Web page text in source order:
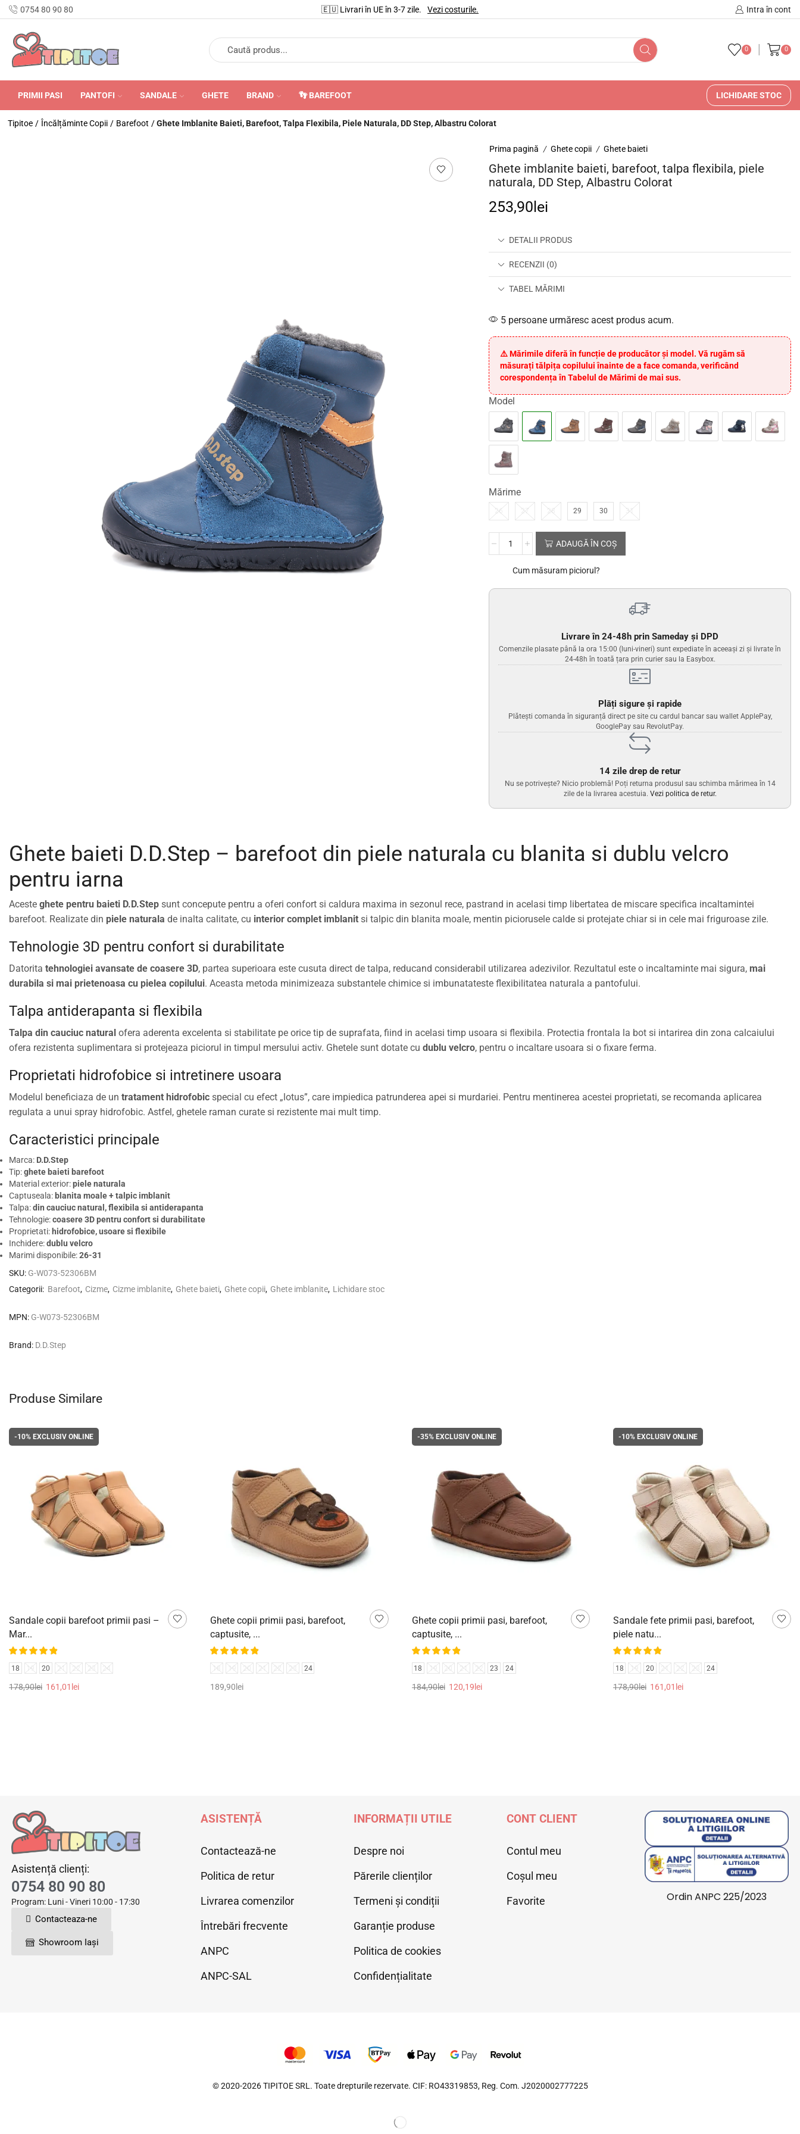
0754 80 90 80
în 24-48 de ore. 🇪🇺 Livrari în UE în 3-7 zile. Vezi costurile. 🚚 🇷🇴 Livrare înIntra în cont
0 0
PRIMII PASI PANTOFI SANDALE GHETE BRAND 👣 BAREFOOT LICHIDARE STOC
Tipitoe / Încălțăminte Copii / Barefoot /Ghete Imblanite Baieti, Barefoot, Talpa Flexibila, Piele Naturala, DD Step, Albastru Colorat
Prima pagină / Ghete copii / Ghete baieti
Ghete imblanite baieti, barefoot, talpa flexibila, piele
naturala, DD Step, Albastru Colorat
253,90 lei
DETALII PRODUS
RECENZII (0)
TABEL MĂRIMI
5 persoane urmăresc acest produs acum.
⚠️ Mărimile diferă în funcție de producător și model. Vă rugăm să
măsurați tălpița copilului înainte de a face comanda, verificând
corespondența în Tabelul de Mărimi de mai sus.
Model
Mărime
26 27 28 29 30 31
ADAUGĂ ÎN COȘ
Cum măsuram piciorul?
Livrare în 24-48h prin Sameday și DPD
Comenzile plasate până la ora 15:00 (luni-vineri) sunt expediate în aceeași zi și livrate în
24-48h în toată țara prin curier sau la Easybox.
Plăți sigure și rapide
Plătești comanda în siguranță direct pe site cu cardul bancar sau wallet ApplePay,
GooglePay sau RevolutPay.
14 zile drep de retur
Nu se potrivește? Nicio problemă! Poți returna produsul sau schimba mărimea în 14
zile de la livrarea acestuia. Vezi politica de retur.
Ghete baieti D.D.Step – barefoot din piele naturala cu blanita si dublu velcro
pentru iarna
Aceste ghete pentru baieti D.D.Step sunt concepute pentru a oferi confort si caldura maxima in sezonul rece, pastrand in acelasi timp libertatea de miscare specifica incaltamintei
barefoot. Realizate din piele naturala de inalta calitate, cu interior complet imblanit si talpic din blanita moale, mentin piciorusele calde si protejate chiar si in cele mai friguroase zile.
Tehnologie 3D pentru confort si durabilitate
Datorita tehnologiei avansate de coasere 3D, partea superioara este cusuta direct de talpa, reducand considerabil utilizarea adezivilor. Rezultatul este o incaltaminte mai sigura, mai
durabila si mai prietenoasa cu pielea copilului. Aceasta metoda minimizeaza substantele chimice si imbunatateste flexibilitatea naturala a pantofului.
Talpa antiderapanta si flexibila
Talpa din cauciuc natural ofera aderenta excelenta si stabilitate pe orice tip de suprafata, fiind in acelasi timp usoara si flexibila. Protectia frontala la bot si intarirea din zona calcaiului
ofera rezistenta suplimentara si protejeaza piciorul in timpul mersului activ. Ghetele sunt dotate cu dublu velcro, pentru o incaltare usoara si o fixare ferma.
Proprietati hidrofobice si intretinere usoara
Modelul beneficiaza de un tratament hidrofobic special cu efect „lotus”, care impiedica patrunderea apei si murdariei. Pentru mentinerea acestei proprietati, se recomanda aplicarea
regulata a unui spray hidrofobic. Astfel, ghetele raman curate si rezistente mai mult timp.
Caracteristici principale
Marca: D.D.Step
Tip:ghete baieti barefoot
Material exterior:piele naturala
Captuseala:blanita moale + talpic imblanit
Talpa:din cauciuc natural, flexibila si antiderapanta
Tehnologie:coasere 3D pentru confort si durabilitate
Proprietati:hidrofobice, usoare si flexibile
Inchidere:dublu velcro
Marimi disponibile:26-31
SKU: G-W073-52306BM
Categorii: Barefoot, Cizme, Cizme imblanite, Ghete baieti, Ghete copii, Ghete imblanite, Lichidare stoc
MPN: G-W073-52306BM
Brand: D.D.Step
Produse Similare
-10% EXCLUSIV ONLINE
Sandale copii barefoot primii pasi –
Mar...
18 19 20 21 22 23 24
178,90lei 161,01 lei
Ghete copii primii pasi, barefoot,
captusite, ...
18 19 20 21 22 23 24
189,90 lei
-35%EXCLUSIV ONLINE
Ghete copii primii pasi, barefoot,
captusite, ...
18 19 20 21 22 23 24
184,90lei 120,19 lei
-10%EXCLUSIV ONLINE
Sandale fete primii pasi, barefoot,
piele natu...
18 19 20 21 22 23 24
178,90lei 161,01 lei
Asistență clienți:
0754 80 90 80
Program: Luni - Vineri 10:00 - 17:30
Contacteaza-ne
Showroom Iași
ASISTENȚĂ
Contactează-ne
Politica de retur
Livrarea comenzilor
Întrebări frecvente
ANPC
ANPC-SAL
INFORMAȚII UTILE
Despre noi
Părerile clienților
Termeni și condiții
Garanție produse
Politica de cookies
Confidențialitate
CONT CLIENT
Contul meu
Coșul meu
Favorite
Ordin ANPC 225/2023
© 2020-2026 TIPITOE SRL. Toate drepturile rezervate. CIF: RO43319853, Reg. Com. J2020002777225